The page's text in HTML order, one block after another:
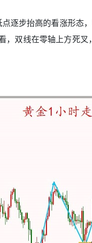
逐步抬高的看涨形
双线在零轴上方死